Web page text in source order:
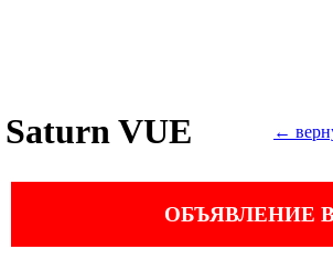
Saturn VUE ←
ОБЪЯВЛЕНИЕ